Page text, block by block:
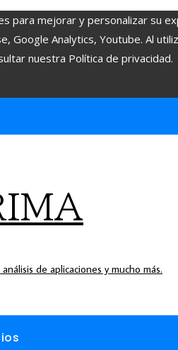
para mejorar y personalizar su
Google Analytics, Youtube. Al
nuestra Política de privacidad.
de aplicaciones y mucho más.